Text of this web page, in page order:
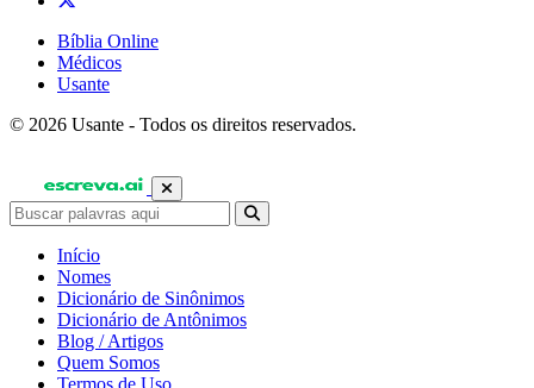
Bíblia Online
Médicos
Usante
© 2026 Usante - Todos os direitos reservados.
Início
Nomes
Dicionário de Sinônimos
Dicionário de Antônimos
Blog / Artigos
Quem Somos